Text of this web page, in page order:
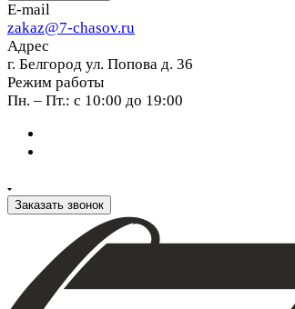
E-mail
zakaz@7-chasov.ru
Адрес
г. Белгород ул. Попова д. 36
Режим работы
Пн. – Пт.: с 10:00 до 19:00
Заказать звонок